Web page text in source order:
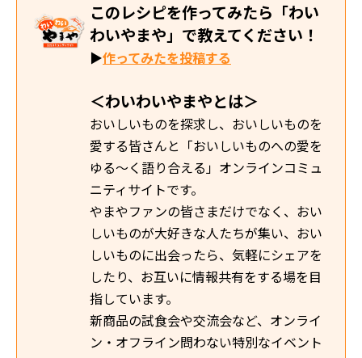
このレシピを作ってみたら「わい
わいやまや」で教えてください！
▶作ってみたを投稿する
＜わいわいやまやとは＞
おいしいものを探求し、おいしいものを
愛する皆さんと「おいしいものへの愛を
ゆる～く語り合える」オンラインコミュ
ニティサイトです。
やまやファンの皆さまだけでなく、おい
しいものが大好きな人たちが集い、おい
しいものに出会ったら、気軽にシェアを
したり、お互いに情報共有をする場を目
指しています。
新商品の試食会や交流会など、オンライ
ン・オフライン問わない特別なイベント